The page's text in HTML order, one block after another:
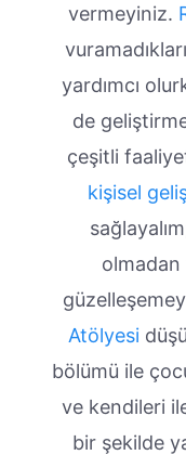
vermeyiniz.
yardımcı
de
çeşitli
kişisel
olmadan
Atölyesi
bölümü ile
ve kendileri
bir şekilde